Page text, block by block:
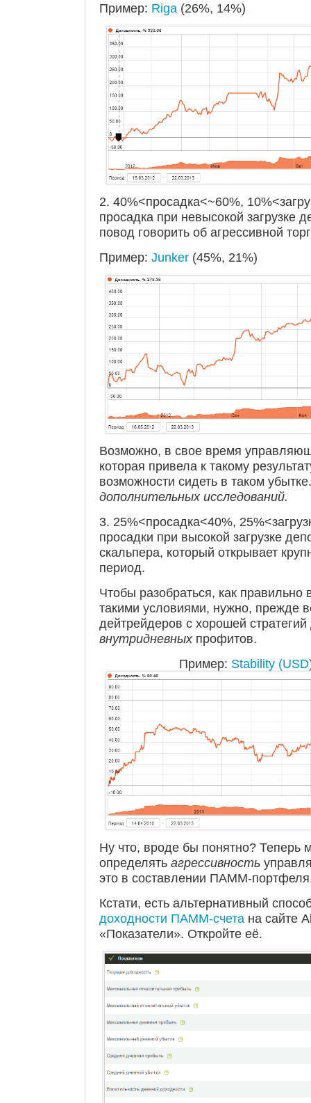
Пример: Riga (26%, 14%)
2. 40%<просадка<~60%,
просадка при невысокой загрузке
повод говорить об агрессивной
Пример: Junker (45%, 21%)
Возможно, в свое время
которая привела к такому
возможности сидеть в таком
дополнительных исследований.
3. 25%<просадка<40%,
просадки при высокой загрузке
скальпера, который открывает
период.
Чтобы разобраться, как
такими условиями, нужно, прежде
дейтрейдеров с хорошей
внутридневныхпрофитов.
Пример: Stability
Ну что, вроде бы понятно? Теперь
определять агрессивность
это в составлении ПАММ-
Кстати, есть альтернативный
доходности ПАММ-счета на сайте
«Показатели». Откройте её.